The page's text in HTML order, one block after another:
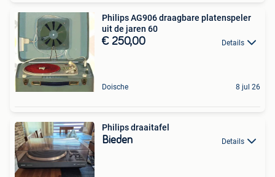
Philips AG906 draagbare platenspeler
uit de jaren 60
€ 250,00 Details
Doische 8 jul 26
Philips draaitafel
Bieden Details